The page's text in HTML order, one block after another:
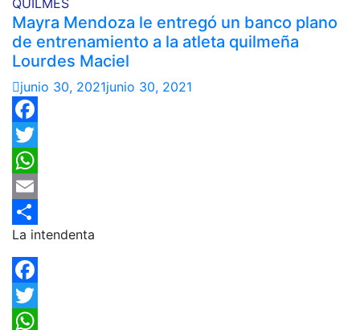
Mayra Mendoza le entregó un banco plano
de entrenamiento a la atleta quilmeña
Lourdes Maciel
junio 30, 2021junio 30, 2021
Facebook
Twitter
WhatsApp
Email
Compartir
La intendenta
Facebook
Twitter